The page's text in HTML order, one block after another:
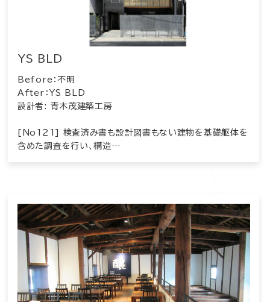
YS BLD
Before：不明
After：YS BLD
設計者: 青木茂建築工房
[No121] 検査済み書も設計図書もない建物を基礎躯体を
含めた調査を行い、構造…